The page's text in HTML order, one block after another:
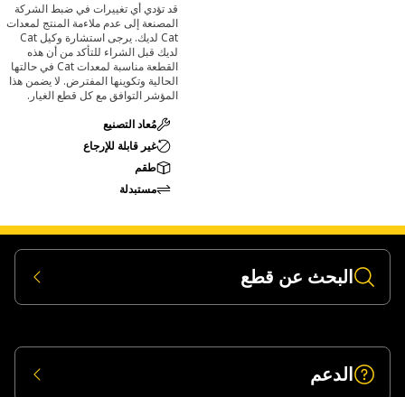
قد تؤدي أي تغييرات في ضبط الشركة
المصنعة إلى عدم ملاءمة المنتج لمعدات
Cat لديك. يرجى استشارة وكيل Cat
لديك قبل الشراء للتأكد من أن هذه
القطعة مناسبة لمعدات Cat في حالتها
الحالية وتكوينها المفترض. لا يضمن هذا
المؤشر التوافق مع كل قطع الغيار.
مُعاد التصنيع
غير قابلة للإرجاع
طقم
مستبدلة
البحث عن قطع
الدعم